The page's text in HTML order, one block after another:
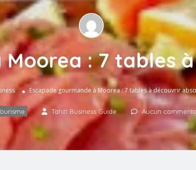
: 7 tables
Escapade gourmande à Moorea : 7 tables à découvrir
Tahiti Business Guide Aucun